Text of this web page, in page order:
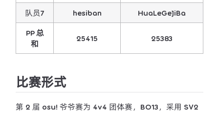
队员7 hesiban HuaLeGeJiBa
PP 总
和
25415 25383
比赛形式
第 2 届 osu! 爷爷赛为 4v4 团体赛，BO13，采用 SV2